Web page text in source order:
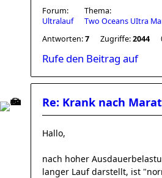
Forum:
Ultralauf
Thema:
Two Oceans UItra
Antworten:7 Zugriffe:2044
Rufe den Beitrag auf
Re: Krank nach
Hallo,
nach hoher
langer Lauf darstellt, ist